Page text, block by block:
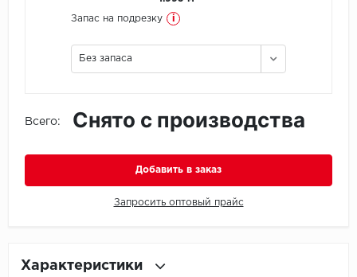
LG Decotile
Lucky Floor
Запас на подрезку i
Без запаса
Всего: Снято с производства
Добавить в заказ
Запросить оптовый прайс
Характеристики